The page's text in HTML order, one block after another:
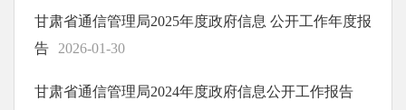
甘肃省通信管理局2025年度政府信息 公开工作年度报
告
2026-01-30
甘肃省通信管理局2024年度政府信息公开工作报告